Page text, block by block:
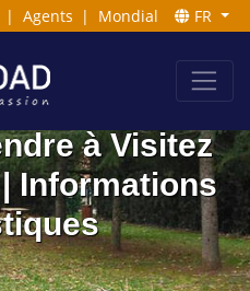
| Agents | Mondial FR
à Visitez
Informations